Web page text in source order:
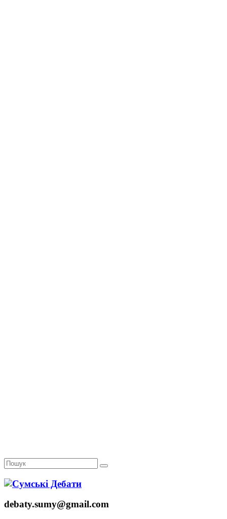
debaty.sumy@gmail.com